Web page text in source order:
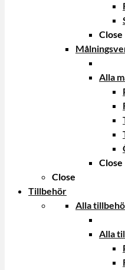
Close
Alla
Close
Close
Tillbehör
Alla
Alla